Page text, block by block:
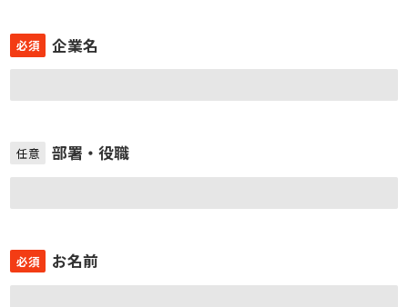
必須 企業名
任意 部署・役職
必須 お名前